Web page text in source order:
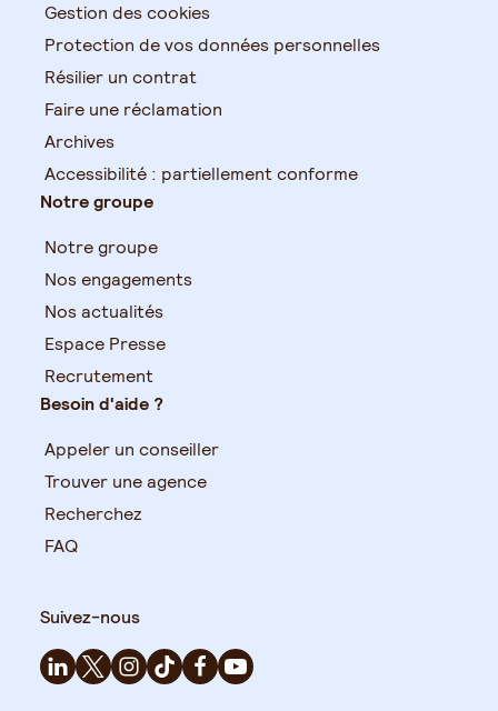
Gestion des cookies
Protection de vos données personnelles
Résilier un contrat
Faire une réclamation
Archives
Accessibilité : partiellement conforme
Notre groupe
Notre groupe
Nos engagements
Nos actualités
Espace Presse
Recrutement
Besoin d'aide ?
Appeler un conseiller
Trouver une agence
Recherchez
FAQ
Suivez-nous